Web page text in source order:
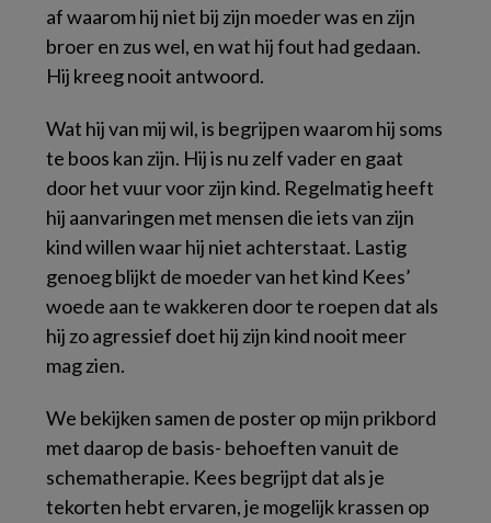
af waarom hij niet bij zijn moeder was en zijn
broer en zus wel, en wat hij fout had gedaan.
Hij kreeg nooit antwoord.
Wat hij van mij wil, is begrijpen waarom hij soms
te boos kan zijn. Hij is nu zelf vader en gaat
door het vuur voor zijn kind. Regelmatig heeft
hij aanvaringen met mensen die iets van zijn
kind willen waar hij niet achterstaat. Lastig
genoeg blijkt de moeder van het kind Kees’
woede aan te wakkeren door te roepen dat als
hij zo agressief doet hij zijn kind nooit meer
mag zien.
We bekijken samen de poster op mijn prikbord
met daarop de basis- behoeften vanuit de
schematherapie. Kees begrijpt dat als je
tekorten hebt ervaren, je mogelijk krassen op